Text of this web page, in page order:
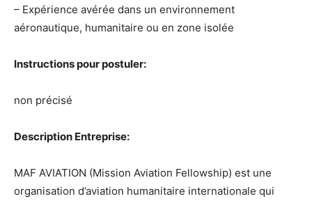
– Expérience avérée dans un environnement
aéronautique, humanitaire ou en zone isolée
Instructions pour postuler:
non précisé
Description Entreprise:
MAF AVIATION (Mission Aviation Fellowship) est une
organisation d’aviation humanitaire internationale qui